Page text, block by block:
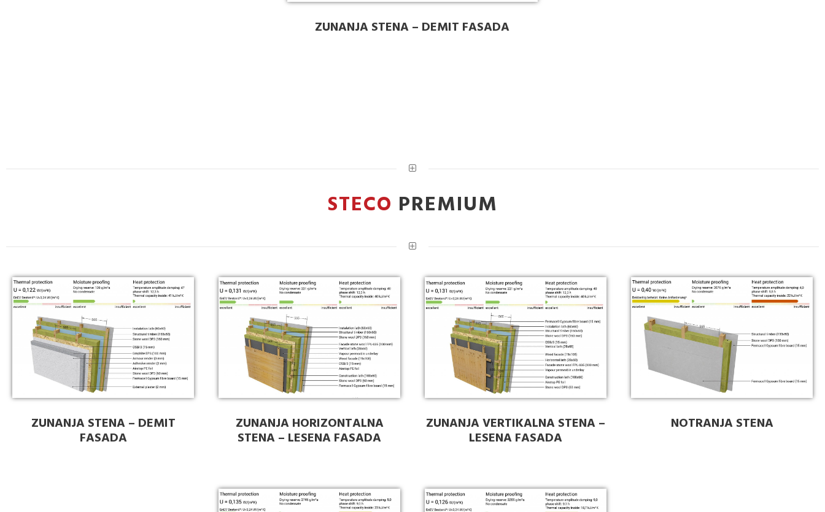
ZUNANJA STENA – DEMIT FASADA
STECO PREMIUM
ZUNANJA STENA – DEMIT
FASADA
ZUNANJA HORIZONTALNA
STENA – LESENA FASADA
ZUNANJA VERTIKALNA STENA –
LESENA FASADA
NOTRANJA STENA